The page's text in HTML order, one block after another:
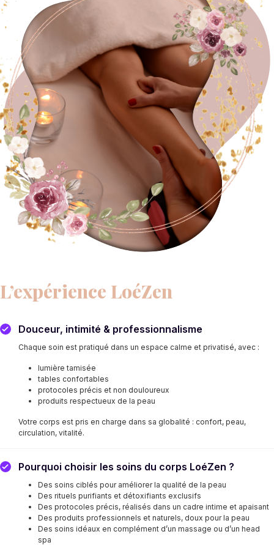
L’expérience LoéZen
Douceur, intimité & professionnalisme
Chaque soin est pratiqué dans un espace calme et privatisé, avec :
lumière tamisée
tables confortables
protocoles précis et non douloureux
produits respectueux de la peau
Votre corps est pris en charge dans sa globalité : confort, peau,
circulation, vitalité.
Pourquoi choisir les soins du corps LoéZen ?
Des soins ciblés pour améliorer la qualité de la peau
Des rituels purifiants et détoxifiants exclusifs
Des protocoles précis, réalisés dans un cadre intime et apaisant
Des produits professionnels et naturels, doux pour la peau
Des soins idéaux en complément d’un massage ou d’un head
spa